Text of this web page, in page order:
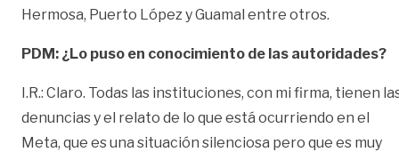
Hermosa, Puerto López y Guamal entre otros.
PDM: ¿Lo puso en conocimiento de las autoridades?
I.R.: Claro. Todas las instituciones, con mi firma, tienen
denuncias y el relato de lo que está ocurriendo en el
Meta, que es una situación silenciosa pero que es muy